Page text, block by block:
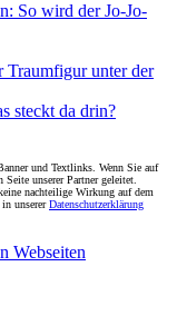
So wird der Jo-Jo-
Traumfigur unter der
steckt da drin?
und Textlinks. Wenn Sie auf
unserer Partner geleitet.
nachteilige Wirkung auf dem
in unsererDatenschutzerklärung
Webseiten